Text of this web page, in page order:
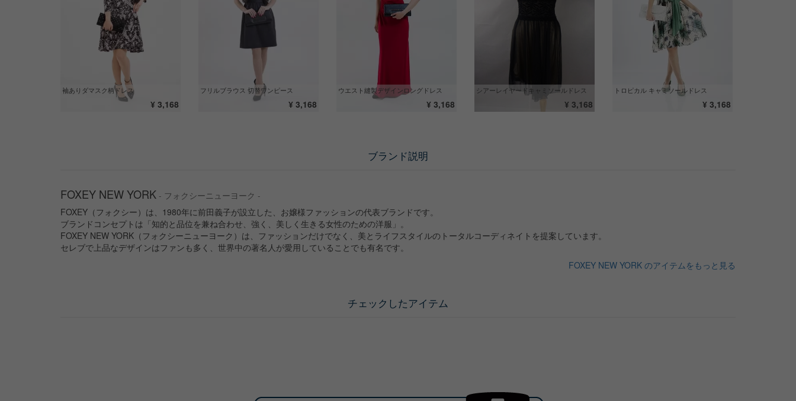
袖ありダマスク柄ドレス
¥ 3,168
フリルブラウス 切替ワンピース
¥ 3,168
ウエスト縫製デザインロングドレス
¥ 3,168
シアーレイヤードキャミソールドレス
¥ 3,168
トロピカル キャミソールドレス
¥ 3,168
ブランド説明
FOXEY NEW YORK - フォクシーニューヨーク -
FOXEY（フォクシー）は、1980年に前田義子が設立した、お嬢様ファッションの代表ブランドです。
ブランドコンセプトは「知的と品位を兼ね合わせ、強く、美しく生きる女性のための洋服」。
FOXEY NEW YORK（フォクシーニューヨーク）は、ファッションだけでなく、美とライフスタイルのトータルコーディネイトを提案しています。
セレブで上品なデザインはファンも多く、世界中の著名人が愛用していることでも有名です。
FOXEY NEW YORK のアイテムをもっと見る
チェックしたアイテム